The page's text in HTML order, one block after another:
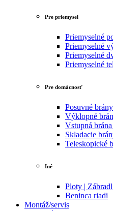
Pre priemysel
Priemyselné
Priemyselné
Priemyselné
Priemyselné
Pre domácnosť
Posuvné brány
Výklopné
Vstupná
Skladacie
Teleskopické
Iné
Ploty |
Beninca riadi
Montáž/servis